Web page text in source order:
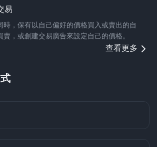
易
時，保有以自己偏好的價格買入或賣出的自
，或創建交易廣告來設定自己的價格。
查看更多